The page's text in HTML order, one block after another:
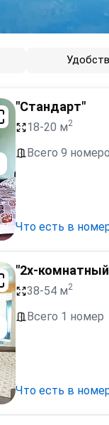
"Стандарт"
18-20 м2
Всего 9
Что есть в
"2х-
38-54 м2
Всего 1 номер
Что есть в